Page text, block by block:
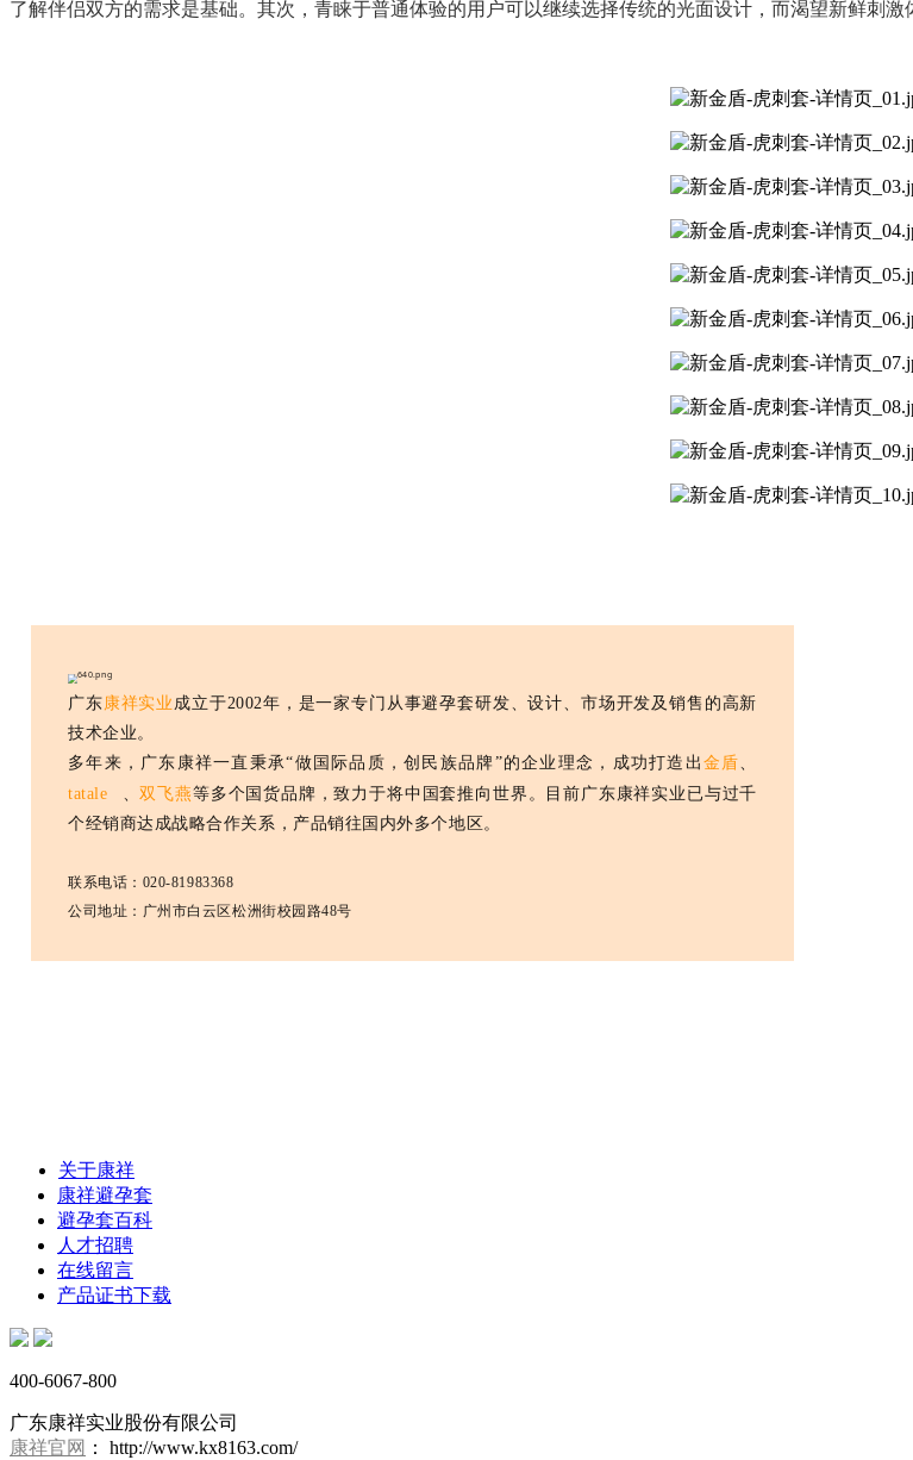
了解伴侣双方的需求是基础。其次，青睐于普通体验的用户可以继续选择传统的光面设计，而渴望新鲜刺激
广东 康祥实业 成立于2002年，是一家专门从事避孕套研发、设计、市场开发及销售的高新
技术企业。
多年来，广东康祥一直秉承“做国际品质，创民族品牌”的企业理念，成功打造出 金盾
tatale
、双飞燕等多个国货品牌，致力于将中国套推向世界。目前广东康祥实业已与过千
个经销商达成战略合作关系，产品销往国内外多个地区。
联系电话：020-81983368
公司地址：广州市白云区松洲街校园路48号
关于康祥
康祥避孕套
避孕套百科
人才招聘
在线留言
产品证书下载
400-6067-800
广东康祥实业股份有限公司
康祥官网 ： http://www.kx8163.com/